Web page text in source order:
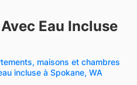
Eau Incluse
maisons et chambres
incluse à Spokane, WA